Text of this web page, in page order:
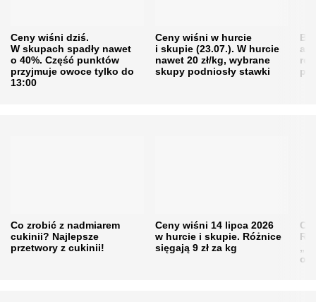
Ceny wiśni dziś.
W skupach spadły nawet
o 40%. Część punktów
przyjmuje owoce tylko do
13:00
Ceny wiśni w hurcie
i skupie (23.07.). W hurcie
nawet 20 zł/kg, wybrane
skupy podniosły stawki
Co zrobić z nadmiarem
cukinii? Najlepsze
przetwory z cukinii!
Ceny wiśni 14 lipca 2026
w hurcie i skupie. Różnice
sięgają 9 zł za kg